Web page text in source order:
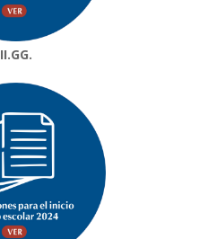
II.GG.